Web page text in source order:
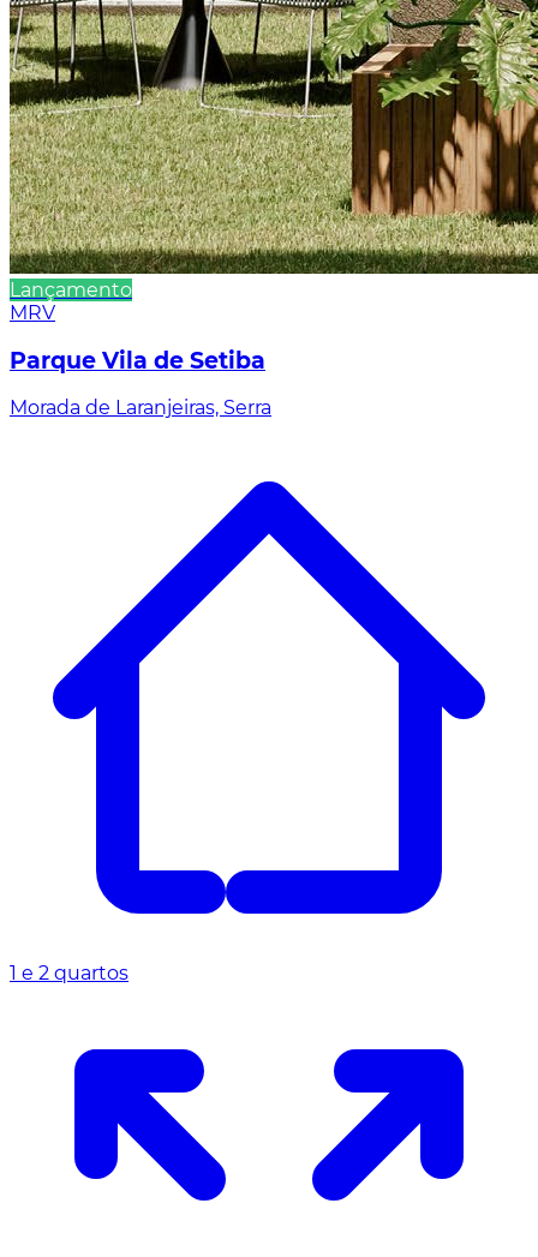
Lançamento
MRV
Parque Vila de Setiba
Morada de Laranjeiras, Serra
1 e 2 quartos